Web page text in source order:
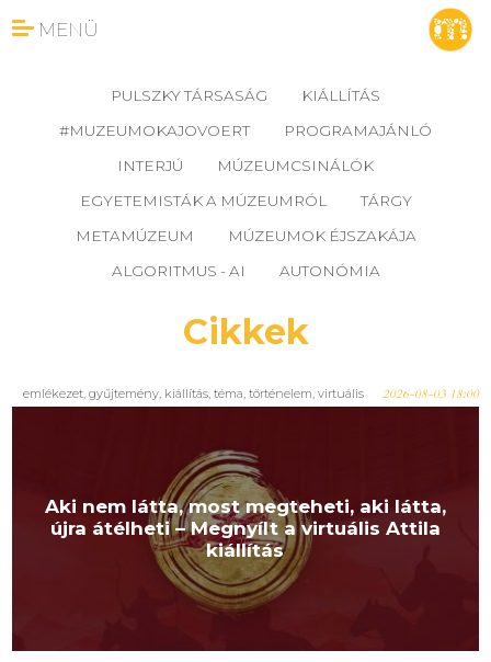
MENÜ
PULSZKY TÁRSASÁG
KIÁLLÍTÁS
#MUZEUMOKAJOVOERT
PROGRAMAJÁNLÓ
INTERJÚ
MÚZEUMCSINÁLÓK
EGYETEMISTÁK A MÚZEUMRÓL
TÁRGY
METAMÚZEUM
MÚZEUMOK ÉJSZAKÁJA
ALGORITMUS - AI
AUTONÓMIA
Cikkek
emlékezet, gyűjtemény, kiállítás, téma, történelem, virtuális 2026-08-03 18:00
Aki nem látta, most megteheti, aki látta,
újra átélheti – Megnyílt a virtuális Attila
kiállítás